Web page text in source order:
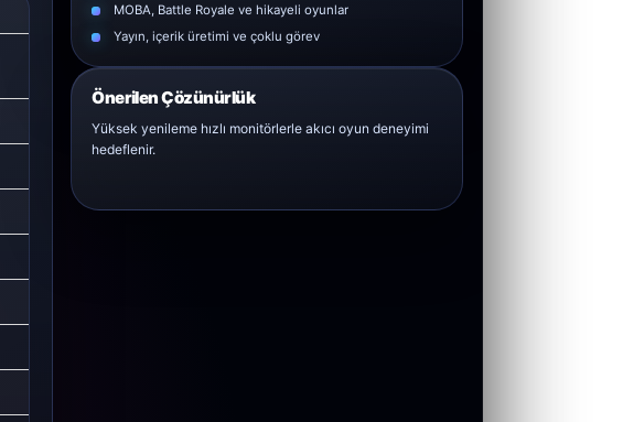
MOBA, Battle Royale ve hikayeli oyunlar
Yayın, içerik üretimi ve çoklu görev
Önerilen Çözünürlük
Yüksek yenileme hızlı monitörlerle akıcı oyun deneyimi
hedeflenir.